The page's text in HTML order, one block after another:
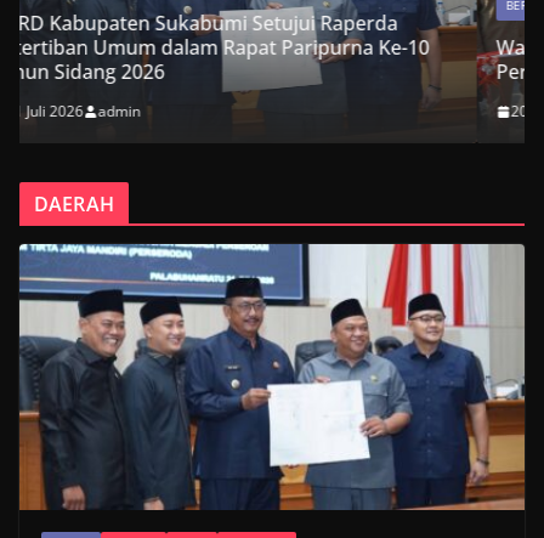
10
BERITA DAERAH DPRD SUKABUMI
Wakil Ketua DPRD Kabupaten Sukabumi Hadiri
Peresmian Jembatan Garuda Suci di Cikembar
20 Juli 2026
DAERAH